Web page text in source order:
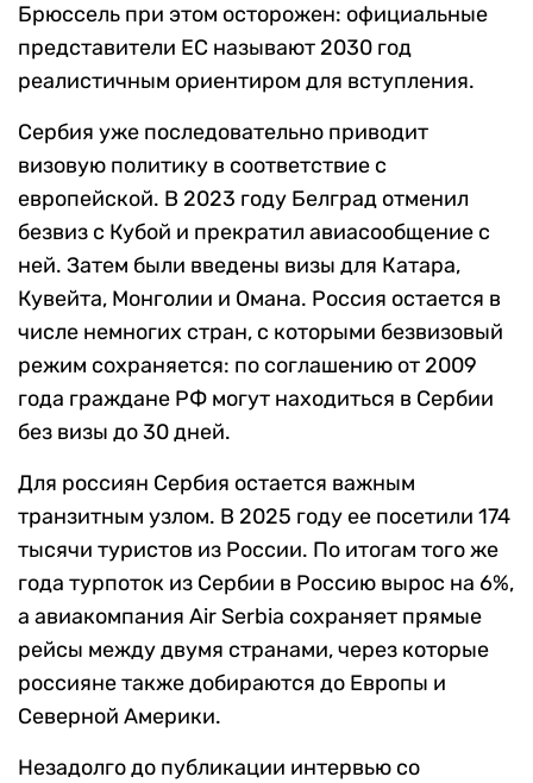
Брюссель при этом осторожен: официальные
представители ЕС называют 2030 год
реалистичным ориентиром для вступления.
Сербия уже последовательно приводит
визовую политику в соответствие с
европейской. В 2023 году Белград отменил
безвиз с Кубой и прекратил авиасообщение с
ней. Затем были введены визы для Катара,
Кувейта, Монголии и Омана. Россия остается в
числе немногих стран, с которыми безвизовый
режим сохраняется: по соглашению от 2009
года граждане РФ могут находиться в Сербии
без визы до 30 дней.
Для россиян Сербия остается важным
транзитным узлом. В 2025 году ее посетили 174
тысячи туристов из России. По итогам того же
года турпоток из Сербии в Россию вырос на 6%,
а авиакомпания Air Serbia сохраняет прямые
рейсы между двумя странами, через которые
россияне также добираются до Европы и
Северной Америки.
Незадолго до публикации интервью со